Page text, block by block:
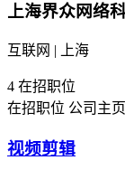
上海界众网络
互联网 | 上海
4 在招职位
在招职位 公司主页
视频剪辑